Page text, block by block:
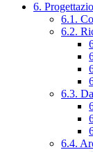
6.
6.1.
6.2.
6.3.
6.4.